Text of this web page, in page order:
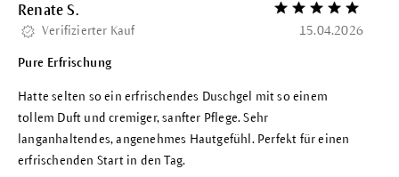
Renate S. Bewertung mit 5
Verifizierter Kauf 15.04.2026
Pure Erfrischung
Hatte selten so ein erfrischendes Duschgel mit so einem
tollem Duft und cremiger, sanfter Pflege. Sehr
langanhaltendes, angenehmes Hautgefühl. Perfekt für einen
erfrischenden Start in den Tag.